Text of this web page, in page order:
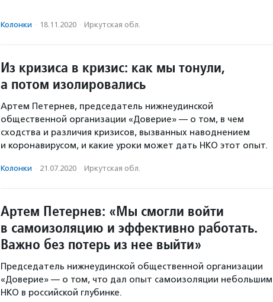
Колонки · 18.11.2020 · Иркутская обл.
Из кризиса в кризис: как мы тонули,
а потом изолировались
Артем Петернев, председатель нижнеудинской
общественной организации «Доверие» — о том, в чем
сходства и различия кризисов, вызванных наводнением
и коронавирусом, и какие уроки может дать НКО этот опыт.
Колонки · 21.07.2020 · Иркутская обл.
Артем Петернев: «Мы смогли войти
в самоизоляцию и эффективно работать.
Важно без потерь из нее выйти»
Председатель нижнеудинской общественной организации
«Доверие» — о том, что дал опыт самоизоляции небольшим
НКО в российской глубинке.